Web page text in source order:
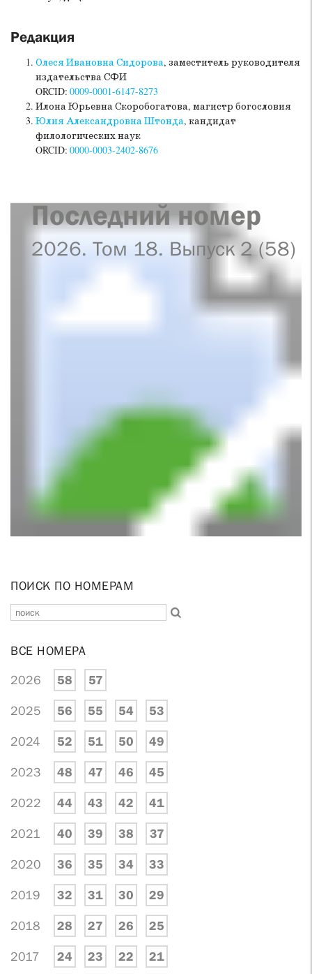
Редакция
Олеся Ивановна Сидорова, заместитель руководителя
издательства СФИ
ORCID: 0009-0001-6147-8273
Илона Юрьевна Скоробогатова, магистр богословия
Юлия Александровна Штонда, кандидат
филологических наук
ORCID: 0000-0003-2402-8676
Последний номер
2026. Том 18. Выпуск 2 (58)
ПОИСК ПО НОМЕРАМ
ВСЕ НОМЕРА
2026 58 57
2025 56 55 54 53
2024 52 51 50 49
2023 48 47 46 45
2022 44 43 42 41
2021 40 39 38 37
2020 36 35 34 33
2019 32 31 30 29
2018 28 27 26 25
2017 24 23 22 21